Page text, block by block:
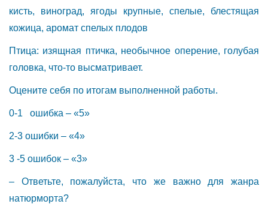
кисть, виноград, ягоды крупные, спелые, блестящая
кожица, аромат спелых плодов
Птица: изящная птичка, необычное оперение, голубая
головка, что-то высматривает.
Оцените себя по итогам выполненной работы.
0-1 ошибка – «5»
2-3 ошибки – «4»
3 -5 ошибок – «3»
– Ответьте, пожалуйста, что же важно для жанра
натюрморта?